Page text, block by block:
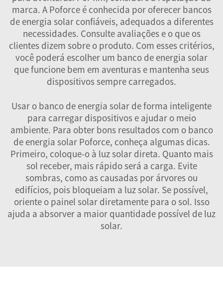
marca. A Poforce é conhecida por oferecer bancos
de energia solar confiáveis, adequados a diferentes
necessidades. Consulte avaliações e o que os
clientes dizem sobre o produto. Com esses critérios,
você poderá escolher um banco de energia solar
que funcione bem em aventuras e mantenha seus
dispositivos sempre carregados.
Usar o banco de energia solar de forma inteligente
para carregar dispositivos e ajudar o meio
ambiente. Para obter bons resultados com o banco
de energia solar Poforce, conheça algumas dicas.
Primeiro, coloque-o à luz solar direta. Quanto mais
sol receber, mais rápido será a carga. Evite
sombras, como as causadas por árvores ou
edifícios, pois bloqueiam a luz solar. Se possível,
oriente o painel solar diretamente para o sol. Isso
ajuda a absorver a maior quantidade possível de luz
solar.